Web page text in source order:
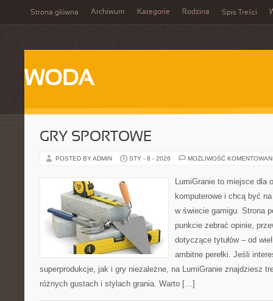
Strona główna Archiwum Kategorie Rodzina Spis Treści
WODA
GRY SPORTOWE
POSTED BY ADMIN STY - 8 - 2026 MOŻLIWOŚĆ
LumiGranie to miejsce dla
komputerowe i chcą być
w świecie gamigu. Strona
punkcie zebrać opinie,
dotyczące tytułów – od
ambitne perełki. Jeśli
superprodukcje, jak i gry niezależne, na LumiGranie znajdziesz
różnych gustach i stylach grania. Warto […]